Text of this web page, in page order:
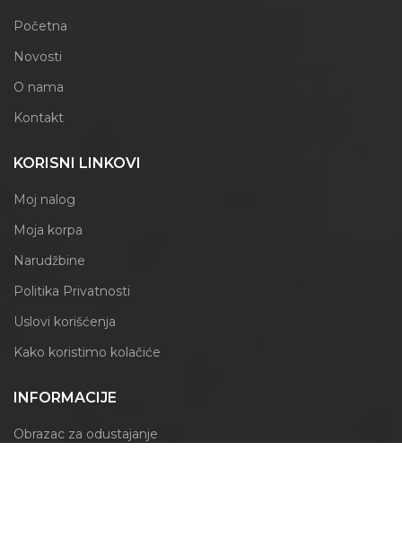
Početna
Novosti
O nama
Kontakt
KORISNI LINKOVI
Moj nalog
Moja korpa
Narudžbine
Politika Privatnosti
Uslovi korišćenja
Kako koristimo kolačiće
INFORMACIJE
Obrazac za odustajanje